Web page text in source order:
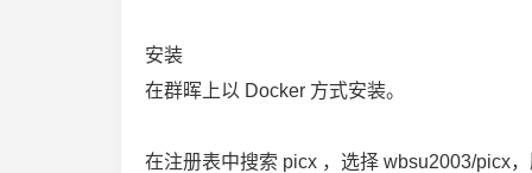
安装
在群晖上以 Docker 方式安装。
在注册表中搜索 picx ，选择 wbsu2003/picx，